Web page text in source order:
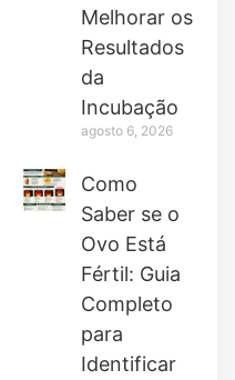
Melhorar os
Resultados
da
Incubação
agosto 6, 2026
Como
Saber se o
Ovo Está
Fértil: Guia
Completo
para
Identificar